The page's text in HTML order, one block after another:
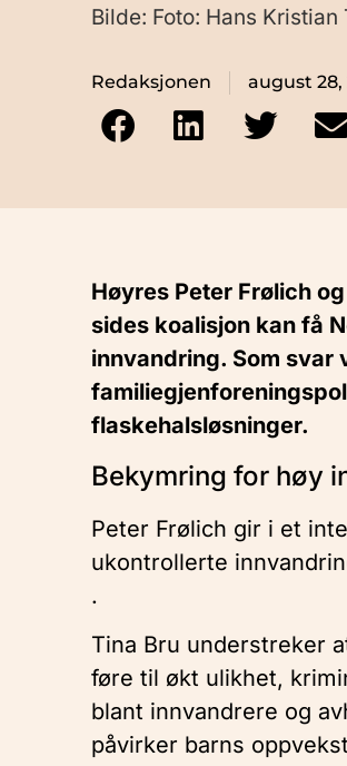
Bilde: Foto: Hans
Redaksjonen august 28,
Høyres Peter Frølich
sides koalisjon kan få
innvandring. Som svar
flaskehals­løsninger.
Bekymring for høy
Peter Frølich gir i et
ukontrollerte
.
Tina Bru understreker
føre til økt ulikhet,
blant innvandrere og
påvirker barns